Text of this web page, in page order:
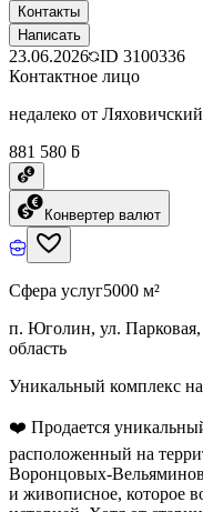
Контакты
Написать
23.06.2026 ID 3100336
Контактное лицо
недалеко от
881 580 ƃ
Конвертер валют
Сфера услуг5000 м²
п. Юголин, ул.
область
Уникальный комплекс
❤️ Продается
расположенный на
Воронцовых-
и живописное, которое